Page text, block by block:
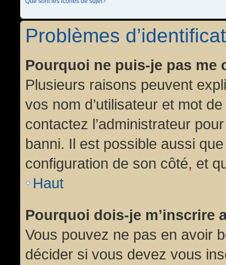
Problèmes
Pourquoi ne puis-je pas me
Plusieurs raisons peuvent
vos nom d’utilisateur et mot
contactez l’administrateur
banni. Il est possible aussi
configuration de son côté, et
Haut
Pourquoi dois-je m’inscrire
Vous pouvez ne pas en avoir
décider si vous devez vous